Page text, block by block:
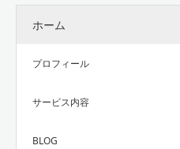
ホーム
プロフィール
サービス内容
BLOG